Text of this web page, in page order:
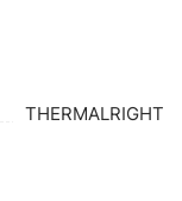
THERMALRIGHT